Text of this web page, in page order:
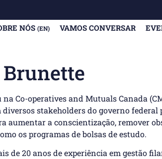
NÓS (EN) VAMOS CONVERSAR
Co-operatives and Mutuals Canada
diversos stakeholders do governo
aumentar a conscientização, remover
os programas de bolsas de estudo.
de 20 anos de experiência em gestão